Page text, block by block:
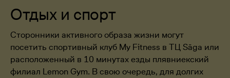
Отдых и спорт
Сторонники активного образа жизни могут
посетить спортивный клуб My Fitness в ТЦ Sāga или
расположенный в 10 минутах езды плявниекский
филиал Lemon Gym. В свою очередь, для долгих